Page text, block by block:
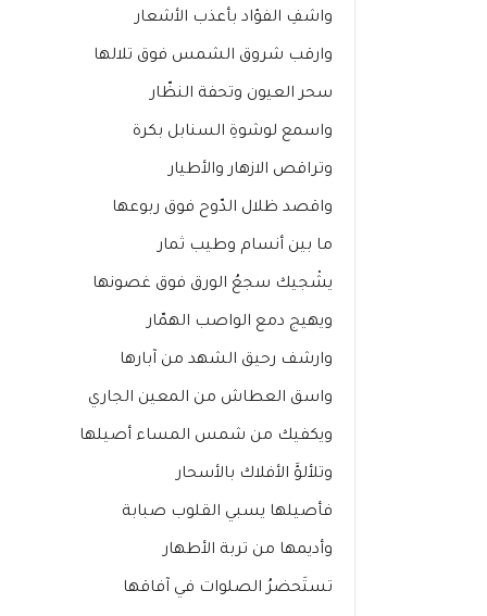
واشفِ الفؤاد بأعذب الأشعار
وارقب شروق الشمس فوق تلالها
سحر العيون وتحفة النظّار
واسمع لوشوةِ السنابل بكرة
وتراقص الازهار والأطيار
واقصد ظلال الدّوح فوق ربوعها
ما بين أنسام وطيب ثمار
يشْجيك سجعُ الورق فوق غصونها
ويهيج دمع الواصب الهمّار
وارشف رحيق الشهد من آبارها
واسق العطاش من المعين الجاري
ويكفيك من شمس المساء أصيلها
وتلألؤَ الأفلاك بالأسحار
فأصيلها يسبي القلوب صبابة
وأديمها من تربة الأطهار
تستَحضرُ الصلوات في آفاقها